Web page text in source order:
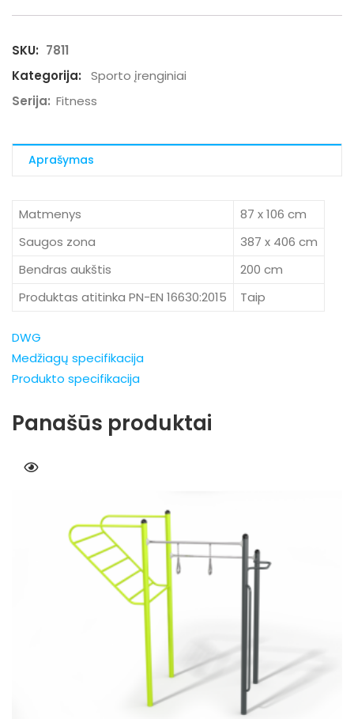
SKU: 7811
Kategorija:
Sporto įrenginiai
Serija: Fitness
Aprašymas
Matmenys
87 x 106 cm
Saugos zona
387 x 406 cm
Bendras aukštis
200 cm
Produktas atitinka PN-EN 16630:2015
Taip
DWG
Medžiagų specifikacija
Produkto specifikacija
Panašūs produktai